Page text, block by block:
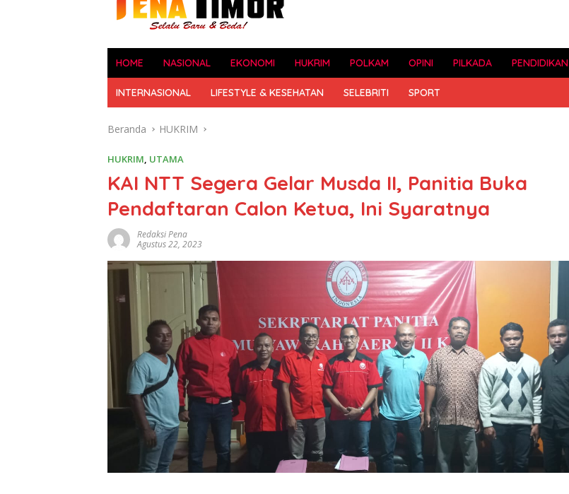
HOME NASIONAL EKONOMI HUKRIM POLKAM OPINI PILKADA PENDIDIKAN
INTERNASIONAL LIFESTYLE & KESEHATAN SELEBRITI SPORT
Beranda HUKRIM
HUKRIM, UTAMA
KAI NTT Segera Gelar Musda II, Panitia Buka
Pendaftaran Calon Ketua, Ini Syaratnya
Redaksi Pena
Agustus 22, 2023